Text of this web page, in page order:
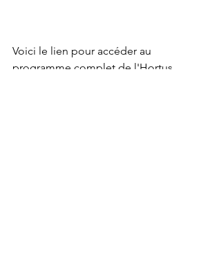
Voici le lien pour accéder au
programme complet de l'Hortus